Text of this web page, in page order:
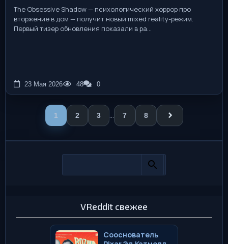
The Obsessive Shadow — психологический хоррор про
вторжение в дом — получит новый mixed reality-режим.
Первый тизер обновления показали в ра...
23 Мая 2026 48 0
1 2 3 ... 7 8
VReddit свежее
Сооснователь